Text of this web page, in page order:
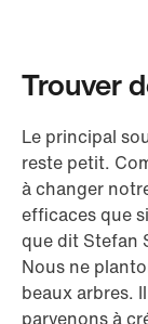
Trouver
Le principal
reste petit.
à changer
efficaces que
que dit Stefan
Nous ne
beaux arbres.